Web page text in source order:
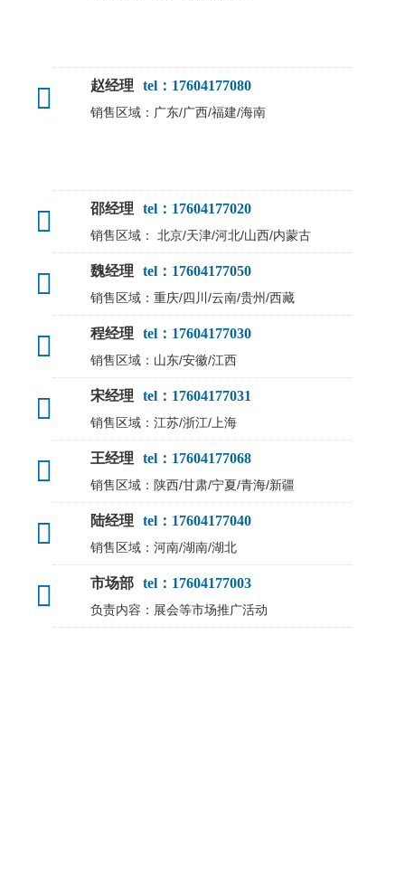
赵经理 tel：17604177080
销售区域：广东/广西/福建/海南
邵经理 tel：17604177020
销售区域： 北京/天津/河北/山西/内蒙古
魏经理 tel：17604177050
销售区域：重庆/四川/云南/贵州/西藏
程经理 tel：17604177030
销售区域：山东/安徽/江西
宋经理 tel：17604177031
销售区域：江苏/浙江/上海
王经理 tel：17604177068
销售区域：陕西/甘肃/宁夏/青海/新疆
陆经理 tel：17604177040
销售区域：河南/湖南/湖北
市场部 tel：17604177003
负责内容：展会等市场推广活动